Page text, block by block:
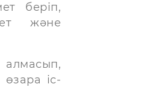
беріп,
және
өзара іс-